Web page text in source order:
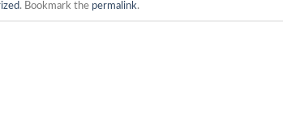
. Bookmark the permalink.